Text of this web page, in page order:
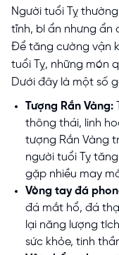
Người tuổi Tỵ
tĩnh, bí ẩn nhưng ẩn
Để tăng cường vận
tuổi Tỵ, những món
Dưới đây là một số
Tượng Rắn Vàng:
thông thái, linh
tượng Rắn Vàng
người tuổi Tỵ
gặp nhiều may
Vòng tay đá
đá mắt hổ, đá
lại năng lượng
sức khỏe, tinh